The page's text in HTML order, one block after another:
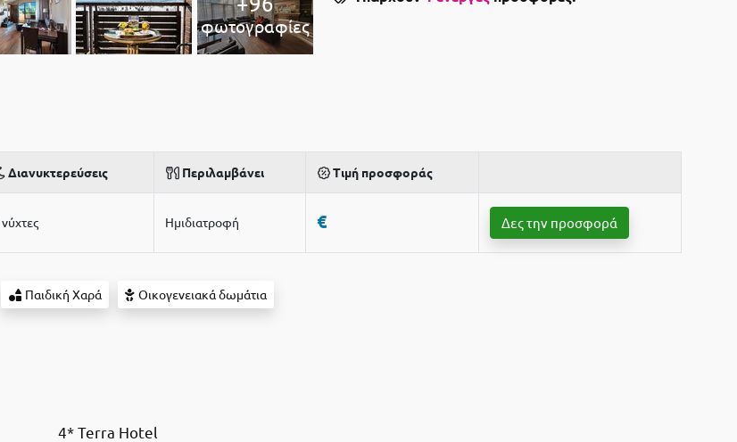
φωτογραφίες
Διανυκτερεύσεις Περιλαμβάνει Τιμή προσφοράς
νύχτες Ημιδιατροφή € Δες την προσφορά
Παιδική Χαρά Οικογενειακά δωμάτια
4* Terra Hotel